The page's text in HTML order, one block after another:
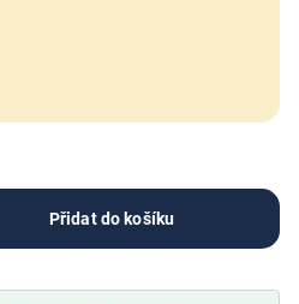
Přidat do košíku